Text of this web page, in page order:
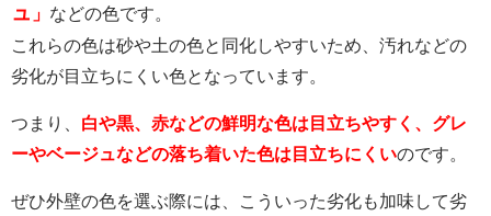
ュ 」 などの色です。
これらの色は砂や土の色と同化しやすいため、汚れなどの
劣化が目立ちにくい色となっています。
つまり、 白や黒、赤などの鮮明な色は目立ちやすく、グレ
ーやベージュなどの落ち着いた色は目立ちにくいのです。
ぜひ外壁の色を選ぶ際には、こういった劣化も加味して劣